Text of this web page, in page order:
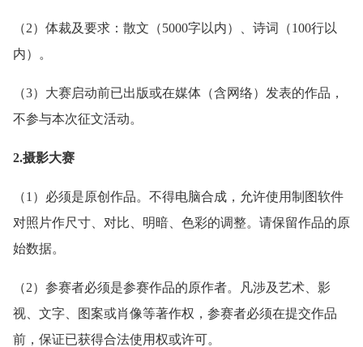
（2）体裁及要求：散文（5000字以内）、诗词（100行以
内）。
（3）大赛启动前已出版或在媒体（含网络）发表的作品，
不参与本次征文活动。
2.摄影大赛
（1）必须是原创作品。不得电脑合成，允许使用制图软件
对照片作尺寸、对比、明暗、色彩的调整。请保留作品的原
始数据。
（2）参赛者必须是参赛作品的原作者。凡涉及艺术、影
视、文字、图案或肖像等著作权，参赛者必须在提交作品
前，保证已获得合法使用权或许可。